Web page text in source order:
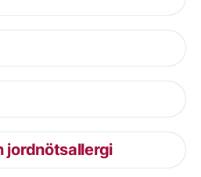
jordnötsallergi